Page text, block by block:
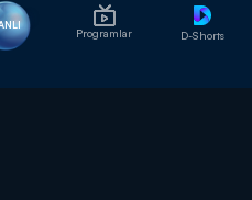
Programlar D-Shorts